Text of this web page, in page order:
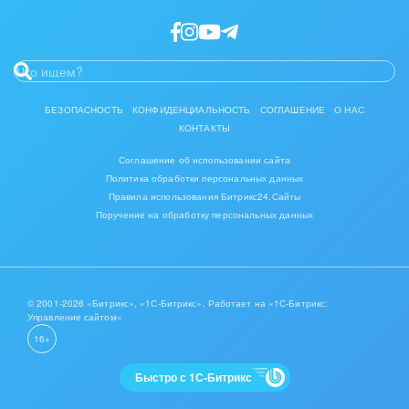
IT, Интернет
Культурные события, спорт, шоу-бизнес
Мебель, лес, деревообработка
Металлургия
Мода, одежда, аксессуары, стиль
БЕЗОПАСНОСТЬ КОНФИДЕНЦИАЛЬНОСТЬ СОГЛАШЕНИЕ
О НАС
КОНТАКТЫ
Соглашение об использовании сайта
Политика обработки персональных данных
Правила использования Битрикс24.Сайты
Поручение на обработку персональных данных
© 2001-2026 «Битрикс», «1С-Битрикс». Работает на «1С-Битрикс:
Управление сайтом»
16+
Быстро с 1С-Битрикс